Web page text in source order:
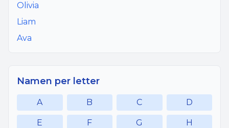
Olivia
Liam
Ava
Namen per letter
A B C D
E F G H